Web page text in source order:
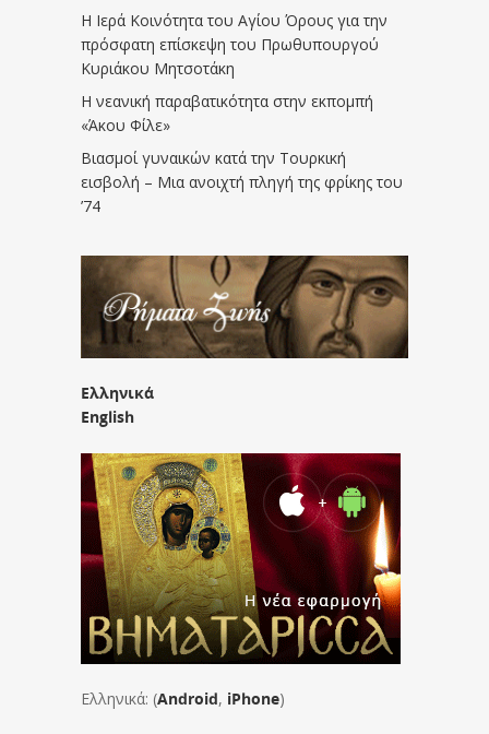
Η Ιερά Κοινότητα του Αγίου Όρους για την
πρόσφατη επίσκεψη του Πρωθυπουργού
Κυριάκου Μητσοτάκη
Η νεανική παραβατικότητα στην εκπομπή
«Άκου Φίλε»
Βιασμοί γυναικών κατά την Τουρκική
εισβολή – Μια ανοιχτή πληγή της φρίκης του
’74
Ελληνικά
English
Ελληνικά: (Android, iPhone)